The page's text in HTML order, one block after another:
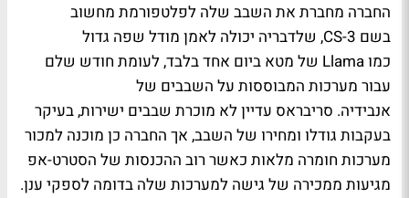
החברה מחברת את השבב שלה לפלטפורמת מחשוב
בשם CS-3, שלדבריה יכולה לאמן מודל שפה גדול
כמו Llama של מטא ביום אחד בלבד, לעומת חודש שלם
עבור מערכות המבוססות על השבבים של
אנבידיה. סריבראס עדיין לא מוכרת שבבים ישירות, בעיקר
בעקבות גודלו ומחירו של השבב, אך החברה כן מוכנה למכור
מערכות חומרה מלאות כאשר רוב ההכנסות של הסטרט-אפ
מגיעות ממכירה של גישה למערכות שלה בדומה לספקי ענן.